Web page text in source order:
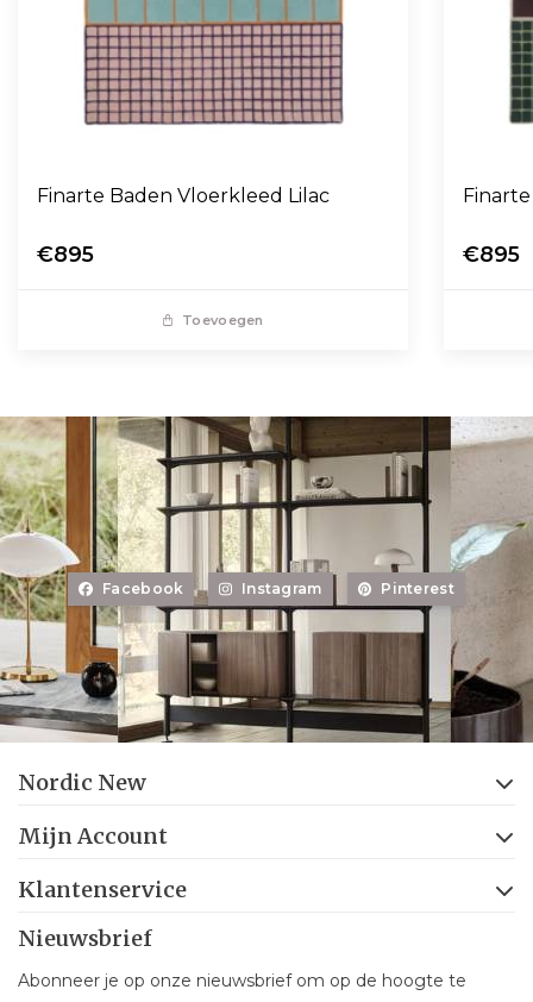
Finarte Baden Vloerkleed Lilac
€895
Toevoegen
€895
Facebook Instagram Pinterest
Nordic New
Mijn Account
Klantenservice
Nieuwsbrief
Abonneer je op onze nieuwsbrief om op de hoogte te